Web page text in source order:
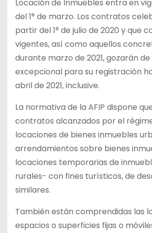
Locación de Inmuebles entra en
del 1° de marzo. Los contratos
partir del 1° de julio de 2020 y que
vigentes, así como aquellos
durante marzo de 2021, gozarán
excepcional para su registración
abril de 2021, inclusive.
La normativa de la AFIP dispone
contratos alcanzados por el
locaciones de bienes inmuebles
arrendamientos sobre bienes
locaciones temporarias de
rurales- con fines turísticos, de
similares.
También están comprendidas las
espacios o superficies fijas o